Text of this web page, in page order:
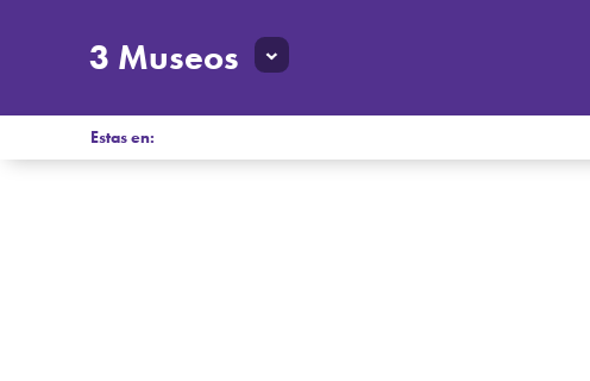
3 Museos
Estas en: